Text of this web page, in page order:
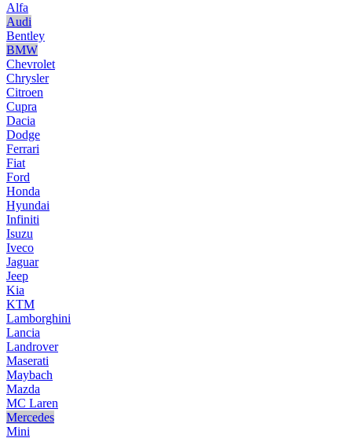
Alfa
Audi
Bentley
BMW
Chevrolet
Chrysler
Citroen
Cupra
Dacia
Dodge
Ferrari
Fiat
Ford
Honda
Hyundai
Infiniti
Isuzu
Iveco
Jaguar
Jeep
Kia
KTM
Lamborghini
Lancia
Landrover
Maserati
Maybach
Mazda
MC Laren
Mercedes
Mini